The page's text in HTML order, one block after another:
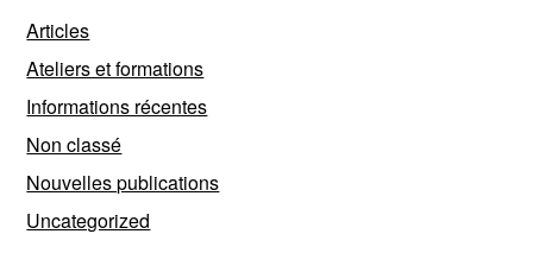
Articles
Ateliers et formations
Informations récentes
Non classé
Nouvelles publications
Uncategorized